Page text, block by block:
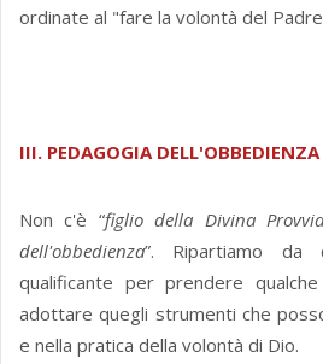
ordinate al "fare la volontà del
III. PEDAGOGIA DELL'OBBEDIENZA
Non c'è “figlio della Divina
dell'obbedienza”. Ripartiamo da
qualificante per prendere
adottare quegli strumenti che
e nella pratica della volontà di Dio.